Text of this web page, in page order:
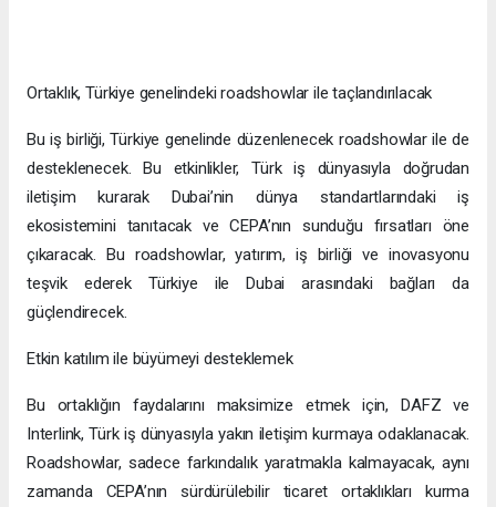
Ortaklık, Türkiye genelindeki roadshowlar ile taçlandırılacak
Bu iş birliği, Türkiye genelinde düzenlenecek roadshowlar ile de
desteklenecek. Bu etkinlikler, Türk iş dünyasıyla doğrudan
iletişim kurarak Dubai’nin dünya standartlarındaki iş
ekosistemini tanıtacak ve CEPA’nın sunduğu fırsatları öne
çıkaracak. Bu roadshowlar, yatırım, iş birliği ve inovasyonu
teşvik ederek Türkiye ile Dubai arasındaki bağları da
güçlendirecek.
Etkin katılım ile büyümeyi desteklemek
Bu ortaklığın faydalarını maksimize etmek için, DAFZ ve
Interlink, Türk iş dünyasıyla yakın iletişim kurmaya odaklanacak.
Roadshowlar, sadece farkındalık yaratmakla kalmayacak, aynı
zamanda CEPA’nın sürdürülebilir ticaret ortaklıkları kurma